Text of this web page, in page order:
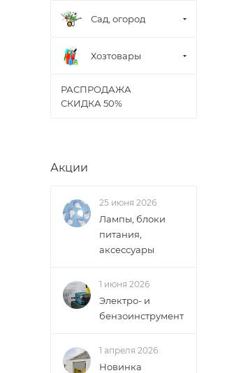
Сад, огород
Хозтовары
РАСПРОДАЖА
СКИДКА 50%
Акции
25 июня 2026
Лампы, блоки
питания,
аксессуары
1 июня 2026
Электро- и
бензоинструмент
1 апреля 2026
Новинка